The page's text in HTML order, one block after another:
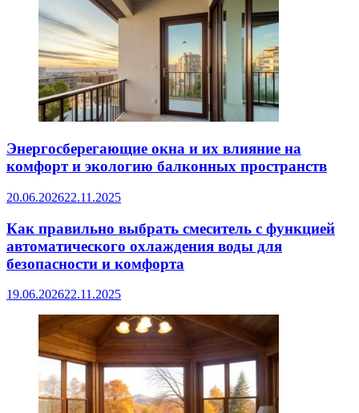
Энергосберегающие окна и их влияние на
комфорт и экологию балконных пространств
20.06.202622.11.2025
Как правильно выбрать смеситель с функцией
автоматического охлаждения воды для
безопасности и комфорта
19.06.202622.11.2025